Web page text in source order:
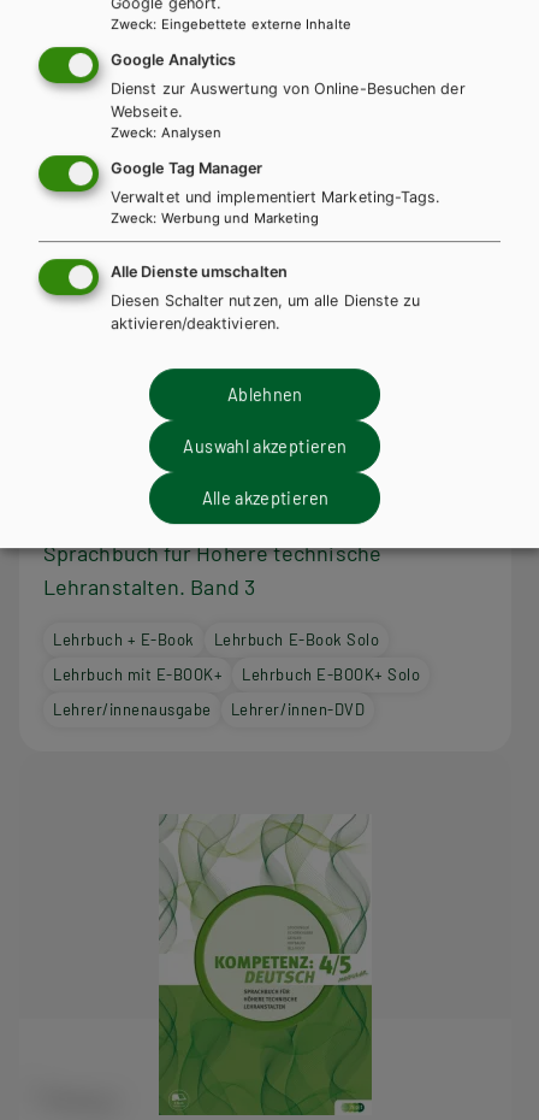
KOMPETENZ:DEUTSCH – modular.
Sprachbuch für Höhere technische
Lehranstalten. Band 3
Lehrbuch + E-Book
Lehrbuch E-Book Solo
Lehrbuch mit E-BOOK+
Lehrbuch E-BOOK+ Solo
Lehrer/innenausgabe
Lehrer/innen-DVD
Google gehört.
Zweck: Eingebettete externe Inhalte
Google Analytics
Dienst zur Auswertung von Online-Besuchen der
Webseite.
Zweck: Analysen
Google Tag Manager
Verwaltet und implementiert Marketing-Tags.
Zweck: Werbung und Marketing
Alle Dienste umschalten
Diesen Schalter nutzen, um alle Dienste zu
aktivieren/deaktivieren.
Ablehnen
Auswahl akzeptieren
Alle akzeptieren